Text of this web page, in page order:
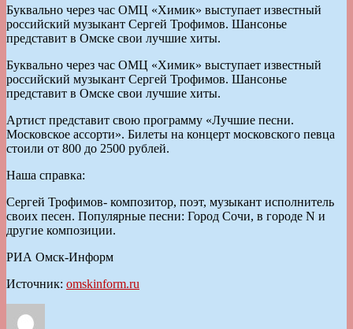
Буквально через час ОМЦ «Химик» выступает известный
российский музыкант Сергей Трофимов. Шансонье
представит в Омске свои лучшие хиты.
Буквально через час ОМЦ «Химик» выступает известный
российский музыкант Сергей Трофимов. Шансонье
представит в Омске свои лучшие хиты.
Артист представит свою программу «Лучшие песни.
Московское ассорти». Билеты на концерт московского певца
стоили от 800 до 2500 рублей.
Наша справка:
Сергей Трофимов- композитор, поэт, музыкант исполнитель
своих песен. Популярные песни: Город Сочи, в городе N и
другие композиции.
РИА Омск-Информ
Источник: omskinform.ru